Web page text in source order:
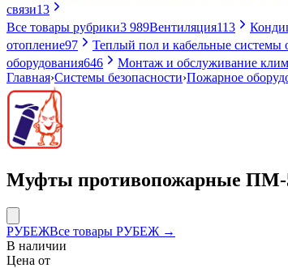
связи13
Все товары рубрики3 989Вентиляция113
отопление97 Теплый пол и кабельные системы
оборудования646 Монтаж и обслуживание
Главная›Системы безопасности›Пожарное
Муфты противопожарные ПМ-
РУБЕЖВсе товары РУБЕЖ →
В наличии
Цена от